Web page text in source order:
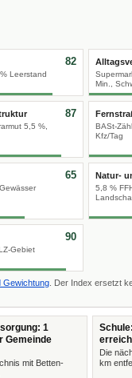
Leerstand
82
Min.,
5,5 %,
87
BASt-
Kfz/Tag
65 Natur-
5,8 %
Gebiet
90
Gewichtung . Der Index ersetzt
1
Gemeinde
mit Betten-
Die
km